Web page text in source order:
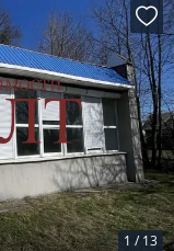
1 / 13